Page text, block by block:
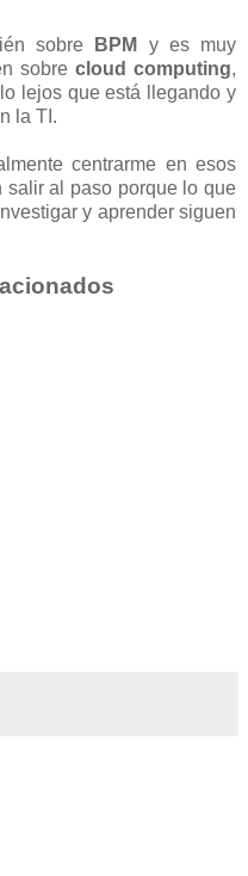
sobre BPM
y es muy
sobre cloud computing,
lejos que está llegando y
la TI.
centrarme en esos
salir al paso porque lo que
y aprender siguen